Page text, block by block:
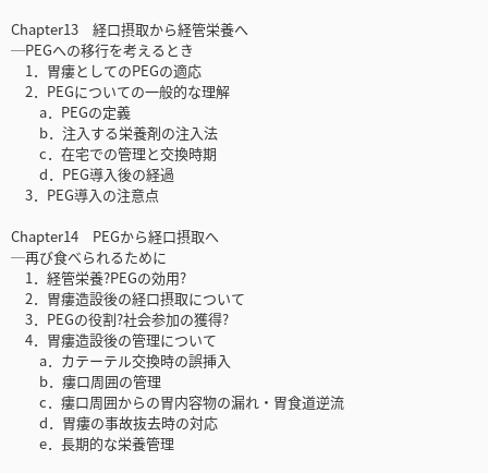
Chapter13 経口摂取から経管栄養へ
─PEGへの移行を考えるとき
1．胃瘻としてのPEGの適応
2．PEGについての一般的な理解
a．PEGの定義
b．注入する栄養剤の注入法
c．在宅での管理と交換時期
d．PEG導入後の経過
3．PEG導入の注意点
Chapter14 PEGから経口摂取へ
─再び食べられるために
1．経管栄養?PEGの効用?
2．胃瘻造設後の経口摂取について
3．PEGの役割?社会参加の獲得?
4．胃瘻造設後の管理について
a．カテーテル交換時の誤挿入
b．瘻口周囲の管理
c．瘻口周囲からの胃内容物の漏れ・胃食道逆流
d．胃瘻の事故抜去時の対応
e．長期的な栄養管理